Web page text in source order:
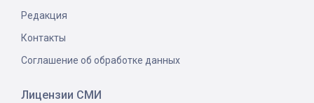
Редакция
Контакты
Соглашение об обработке данных
Лицензии СМИ